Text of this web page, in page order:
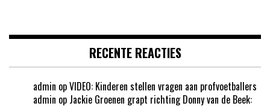
RECENTE REACTIES
admin opVIDEO: Kinderen stellen vragen aan profvoetballers
admin op Jackie Groenen grapt richting Donny van de Beek: